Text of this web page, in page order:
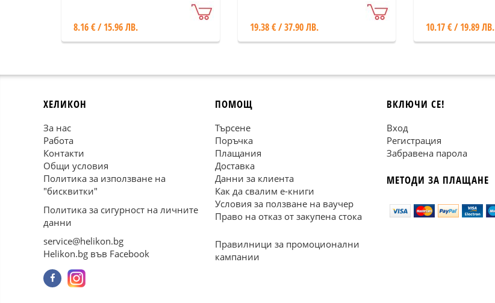
8.16 € / 15.96 ЛВ. 19.38 € / 37.90 ЛВ. 10.17 € / 19.89 ЛВ.
ХЕЛИКОН
За нас
Работа
Контакти
Общи условия
Политика за използване на
"бисквитки"
Политика за сигурност на личните
данни
service@helikon.bg
Helikon.bg във Facebook
ПОМОЩ
Търсене
Поръчка
Плащания
Доставка
Данни за клиента
Как да свалим е-книги
Условия за ползване на ваучер
Право на отказ от закупена стока
Правилници за промоционални
кампании
ВКЛЮЧИ СЕ!
Вход
Регистрация
Забравена парола
МЕТОДИ ЗА ПЛАЩАНЕ